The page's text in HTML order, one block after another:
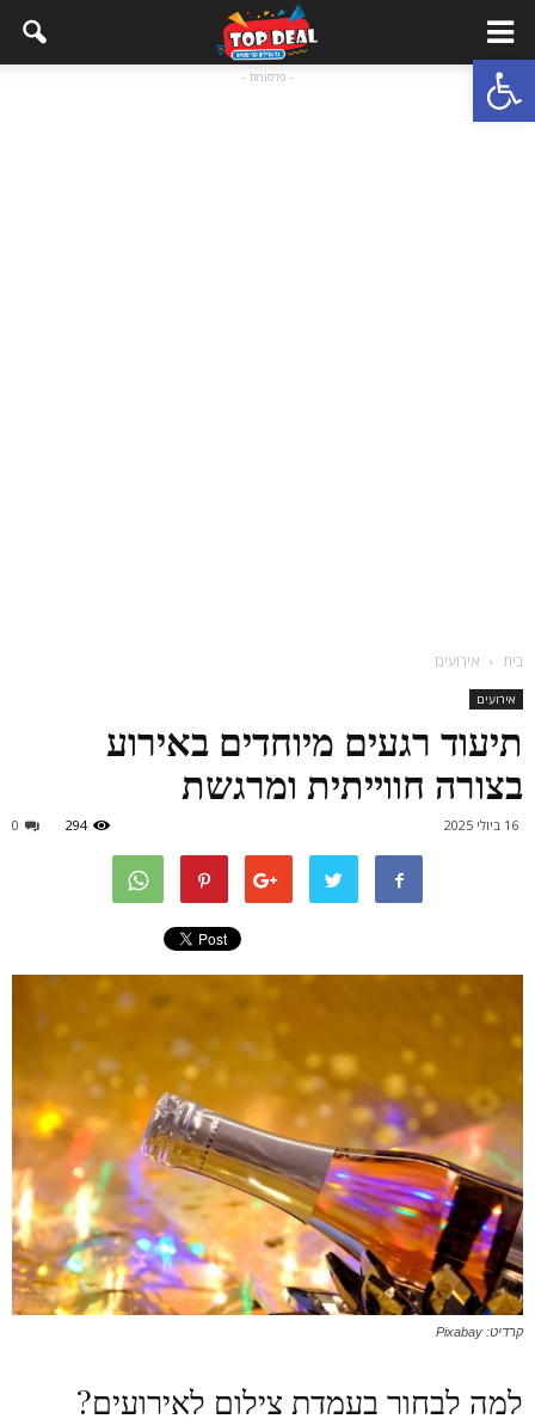
Open toolbar - פרסומת -
בית אירועים
אירועים
תיעוד רגעים מיוחדים באירוע
בצורה חווייתית ומרגשת
16 ביולי 2025 0 294
קרדיט: Pixabay
למה לבחור בעמדת צילום לאירועים?